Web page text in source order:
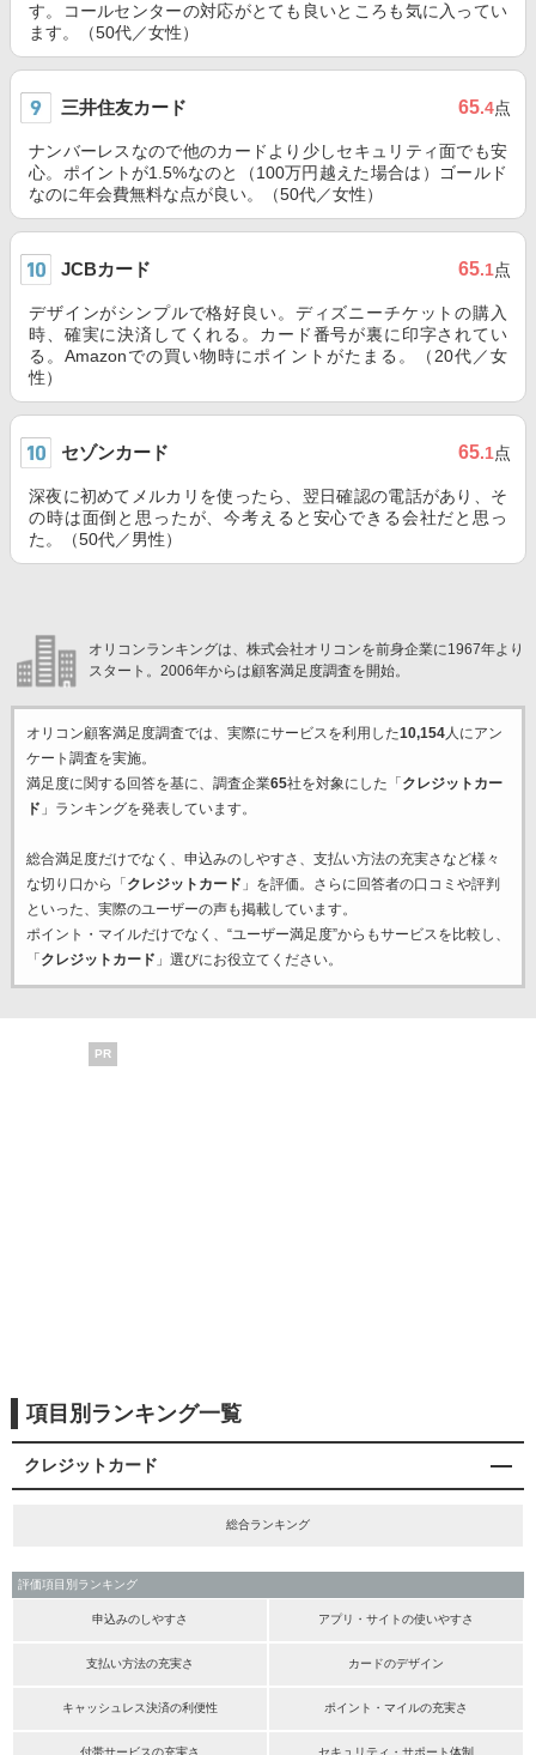
す。コールセンターの対応がとても良いところも気に入ってい
ます。（50代／女性）
三井住友カード 65.4点
ナンバーレスなので他のカードより少しセキュリティ面でも安
心。ポイントが1.5%なのと（100万円越えた場合は）ゴールド
なのに年会費無料な点が良い。（50代／女性）
JCBカード 65.1点
デザインがシンプルで格好良い。ディズニーチケットの購入
時、確実に決済してくれる。カード番号が裏に印字されてい
る。Amazonでの買い物時にポイントがたまる。（20代／女
性）
セゾンカード 65.1点
深夜に初めてメルカリを使ったら、翌日確認の電話があり、そ
の時は面倒と思ったが、今考えると安心できる会社だと思っ
た。（50代／男性）
オリコンランキングは、株式会社オリコンを前身企業に1967年より
スタート。2006年からは顧客満足度調査を開始。
オリコン顧客満足度調査では、実際にサービスを利用した10,154人にアン
ケート調査を実施。
満足度に関する回答を基に、調査企業65社を対象にした「 クレジットカー
ド 」ランキングを発表しています。
総合満足度だけでなく、申込みのしやすさ、支払い方法の充実さなど様々
な切り口から「 クレジットカード 」を評価。さらに回答者の口コミや評判
といった、実際のユーザーの声も掲載しています。
ポイント・マイルだけでなく、“ユーザー満足度”からもサービスを比較し、
「 クレジットカード 」選びにお役立てください。
PR
項目別ランキング一覧
クレジットカード
総合ランキング
評価項目別ランキング
申込みのしやすさ アプリ・サイトの使いやすさ
支払い方法の充実さ カードのデザイン
キャッシュレス決済の利便性 ポイント・マイルの充実さ
付帯サービスの充実さ セキュリティ・サポート体制